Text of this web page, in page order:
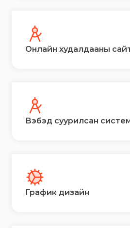
Онлайн худалдааны сайт
Вэбэд суурилсан систем
График дизайн